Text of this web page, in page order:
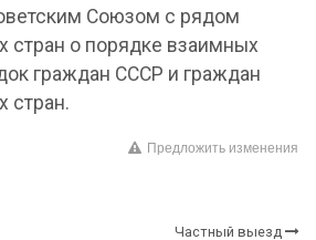
Союзом с рядом
стран о порядке взаимных
граждан СССР и граждан
стран.
Предложить изменения
Частный выезд